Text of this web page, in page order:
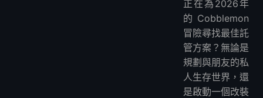
ScalaCube – 低成本改裝伺服器託管，附贈網站面板
Shockbyte – 歷史悠久且價格最低的選擇之一
正在為2026年
的Cobblemon
冒險尋找最佳託
管方案？無論是
規劃與朋友的私
人生存世界，還
是啟動一個改裝